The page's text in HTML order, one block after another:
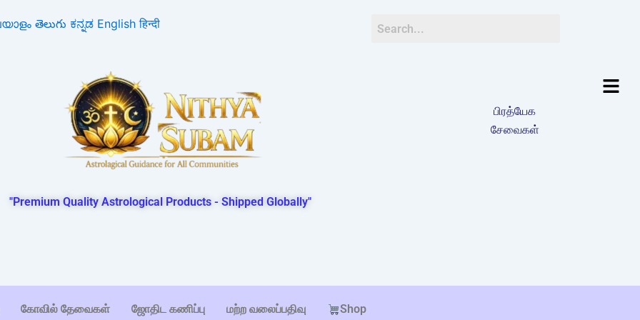
తెలుగు ಕನ್ನಡ English हिन्दी
பிரத்யேக
சேவைகள்
"Premium Quality Astrological Products - Shipped Globally"
கோவில் தேவைகள் ஜோதிட கணிப்பு மற்ற வலைப்பதிவு Shop